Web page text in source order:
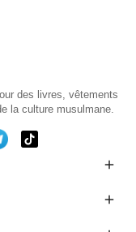
des livres, vêtements
la culture musulmane.

